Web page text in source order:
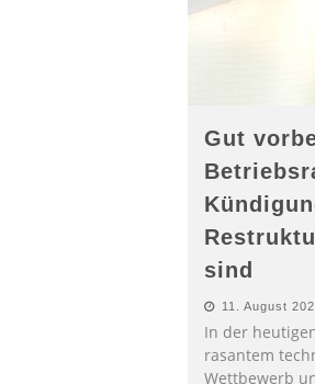
Gut
sind
11. August
In der
rasantem
Wettbewerb